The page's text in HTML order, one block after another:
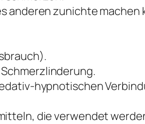
anderen zunichte
hypnotischen
die verwendet